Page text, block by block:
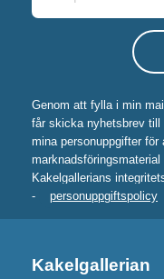
Genom att fylla i min
får skicka nyhetsbrev till
mina personuppgifter
Kakelgallerians
-
personuppgiftspolicy
Kakelgallerian